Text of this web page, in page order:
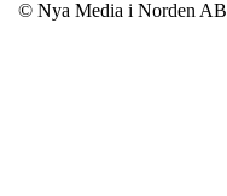
© Nya Media i Norden AB